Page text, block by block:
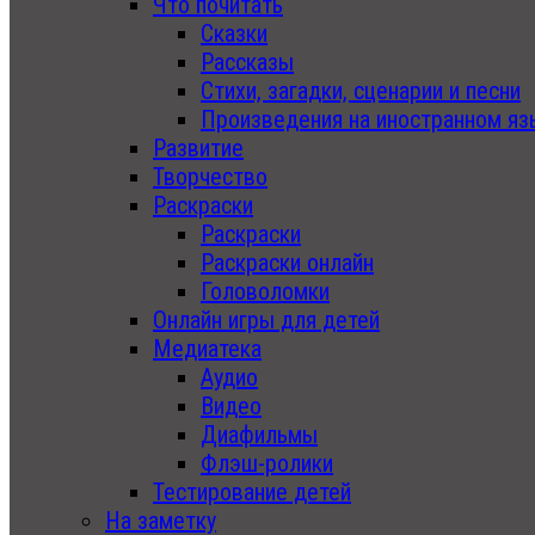
Сказки
Рассказы
Стихи, загадки, сценарии и песни
Произведения на иностранном
Развитие
Творчество
Раскраски
Раскраски
Раскраски онлайн
Головоломки
Онлайн игры для детей
Медиатека
Аудио
Видео
Диафильмы
Флэш-ролики
Тестирование детей
На заметку